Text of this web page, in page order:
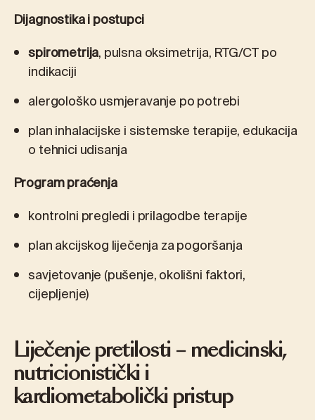
Dijagnostika i postupci
spirometrija, pulsna oksimetrija, RTG/CT po
indikaciji
alergološko usmjeravanje po potrebi
plan inhalacijske i sistemske terapije, edukacija
o tehnici udisanja
Program praćenja
kontrolni pregledi i prilagodbe terapije
plan akcijskog liječenja za pogoršanja
savjetovanje (pušenje, okolišni faktori,
cijepljenje)
Liječenje pretilosti – medicinski,
nutricionistički i
kardiometabolički pristup